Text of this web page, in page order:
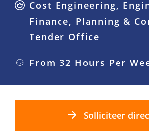
Cost Engineering,
Finance, Planning &
Tender Office
From 32 Hours Per
Solliciteer